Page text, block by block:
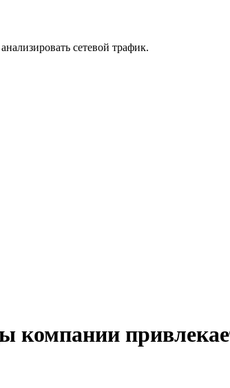
сетевой трафик.
компании